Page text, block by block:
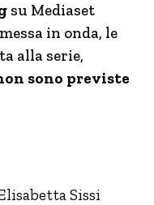
su Mediaset
in onda, le
alla serie,
sono previste
Sissi